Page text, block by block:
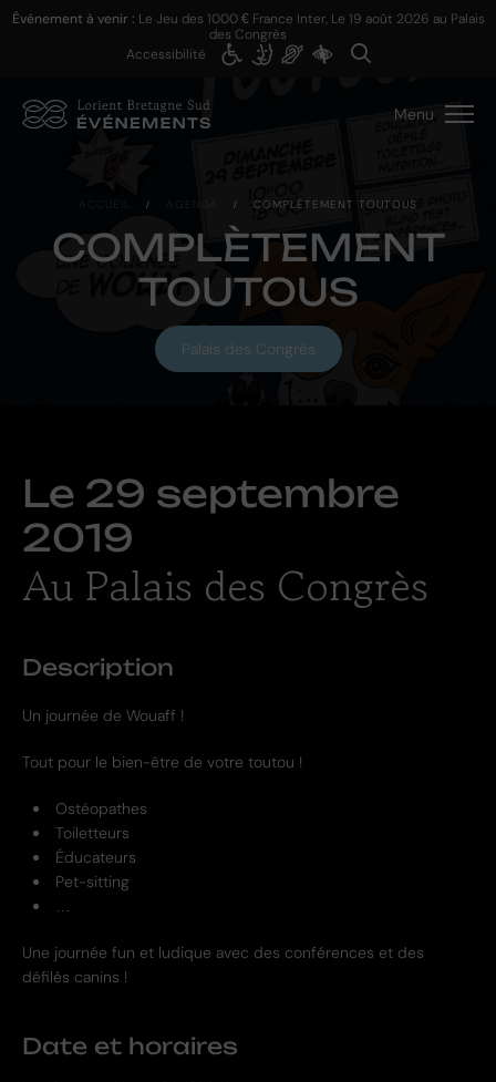
Événement à venir : Le Jeu des 1000 € France Inter, Le 19 août 2026 au Palais
des Congrès
Accessibilité
Menu
COMPLÈTEMENT
TOUTOUS
/ / COMPLÈTEMENT TOUTOUS
Palais des Congrès
Le 29 septembre
2019
Au Palais des Congrès
Description
Un journée de Wouaff !
Tout pour le bien-être de votre toutou !
Ostéopathes
Toiletteurs
Éducateurs
Pet-sitting
…
Une journée fun et ludique avec des conférences et des
défilés canins !
Date et horaires